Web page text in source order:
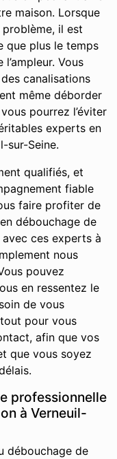
maison. Lorsque
il est
que plus le temps
Vous
canalisations
même déborder
pourrez l’éviter
experts en
sur-Seine.
qualifiés, et
fiable
faire profiter de
débouchage de
ces experts à
nous
pouvez
en ressentez le
de vous
pour vous
afin que vos
que vous soyez
professionnelle
à Verneuil-
débouchage de